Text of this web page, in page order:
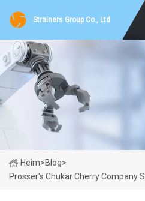
Strainers Group Co., Ltd
Heim>Blog>
Prosser's Chukar Cherry Company